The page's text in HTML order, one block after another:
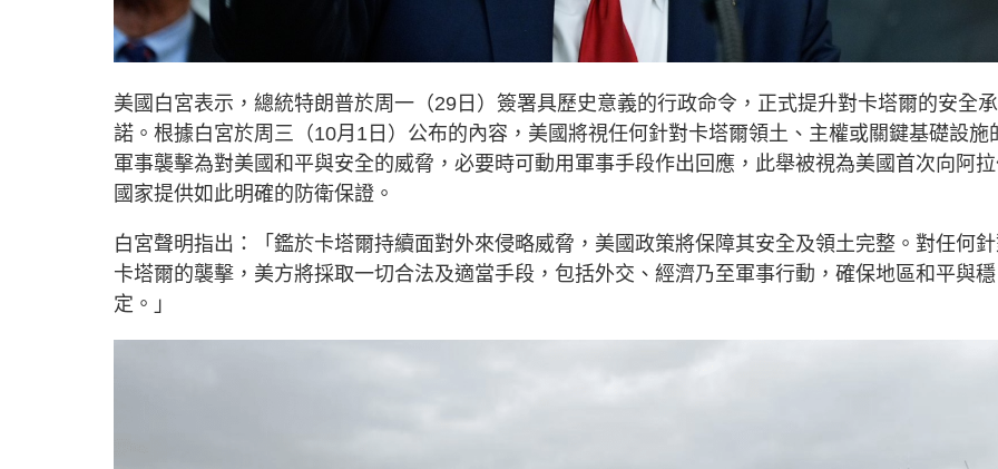
美國白宮表示，總統特朗普於周一（29日）簽署具歷史意義的行政命令，正式提升對卡塔爾的安全承
諾。根據白宮於周三（10月1日）公布的內容，美國將視任何針對卡塔爾領土、主權或關鍵基礎設施
軍事襲擊為對美國和平與安全的威脅，必要時可動用軍事手段作出回應，此舉被視為美國首次向阿拉
國家提供如此明確的防衛保證。
白宮聲明指出：「鑑於卡塔爾持續面對外來侵略威脅，美國政策將保障其安全及領土完整。對任何
卡塔爾的襲擊，美方將採取一切合法及適當手段，包括外交、經濟乃至軍事行動，確保地區和平與穩
定。」